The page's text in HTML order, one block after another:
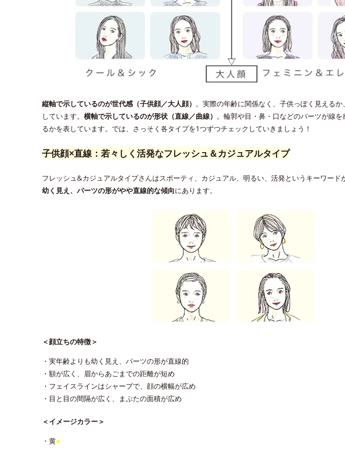
縦軸で示しているのが世代感（子供顔／大人顔） 。実際の年齢に関係なく、子供っぽく見える
しています。 横軸で示しているのが形状（直線／曲線） 。輪郭や目・鼻・口などのパーツが線
るかを表しています。では、さっそく各タイプを1つずつチェックしていきましょう！
子供顔×直線：若々しく活発なフレッシュ＆カジュアルタイプ
フレッシュ&カジュアルタイプさんはスポーティ、カジュアル、明るい、活発というキーワード
幼く見え、パーツの形がやや直線的な傾向にあります。
＜顔立ちの特徴＞
・実年齢よりも幼く見え、パーツの形が直線的
・額が広く、眉からあごまでの距離が短め
・フェイスラインはシャープで、顔の横幅が広め
・目と目の間隔が広く、まぶたの面積が広め
＜イメージカラー＞
・黄●